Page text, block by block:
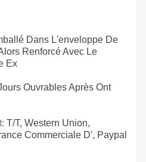
Dans L'enveloppe De
Renforcé Avec Le
Ex
Ouvrables Après Ont
T/T, Western Union,
Commerciale D', Paypal